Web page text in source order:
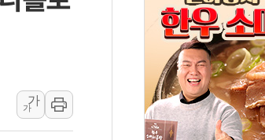
인천 경선 결과 발표...김민석 45.09% 정청래
, 제주 경선 결과 발표...김민석 52.64% 정청래
출구전략 만지작…공습 한계·탄약 부족 현실화
삼척 시간당 최대 50㎜ 폭우…강원 동해안 강한 비 이
다 참변…60대 환경미화원 수거차에 치여 사망
가
가